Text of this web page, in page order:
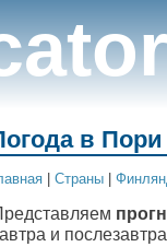
в
Cтраны
и